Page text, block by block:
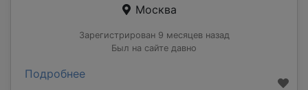
Москва
Зарегистрирован 9 месяцев назад
Был на сайте давно
Подробнее